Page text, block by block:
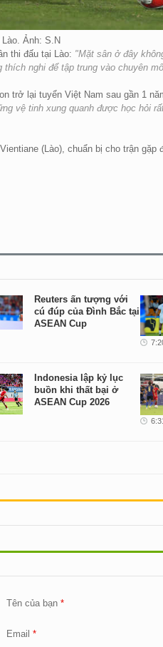
Ảnh: S.N
thi đấu tại Lào: "Mặt sân ở đây
nghi để tập trung vào chuyên
trở lại tuyển Việt Nam sau gần 1
vệ tinh xung quanh được học hỏi
(Lào), chuẩn bị cho trận gặp
Reuters ấn tượng với
cú đúp của Đình Bắc tại
ASEAN Cup
Indonesia lập kỷ lục
buồn khi thất bại ở
ASEAN Cup 2026
Tên của bạn
Email